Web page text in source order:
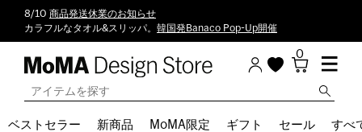
8/10 商品発送休業のお知らせ
カラフルなタオル&スリッパ。 韓国発Banaco Pop-Up開催
0
ベストセラー 新商品 MoMA限定 ギフト セール すべ